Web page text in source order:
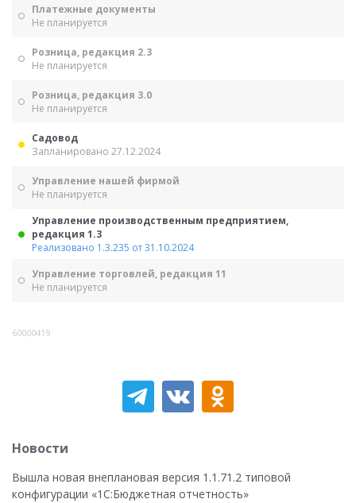
Платежные документы
Не планируется
Розница, редакция 2.3
Не планируется
Розница, редакция 3.0
Не планируется
Садовод
Запланировано 27.12.2024
Управление нашей фирмой
Не планируется
Управление производственным предприятием,
редакция 1.3
Реализовано 1.3.235 от 31.10.2024
Управление торговлей, редакция 11
Не планируется
60000419
Новости
Вышла новая внеплановая версия 1.1.71.2 типовой
конфигурации «1C:Бюджетная отчетность»